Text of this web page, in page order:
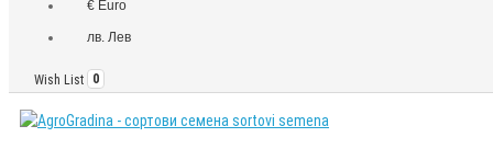
€ Euro
лв. Лев
Wish List 0